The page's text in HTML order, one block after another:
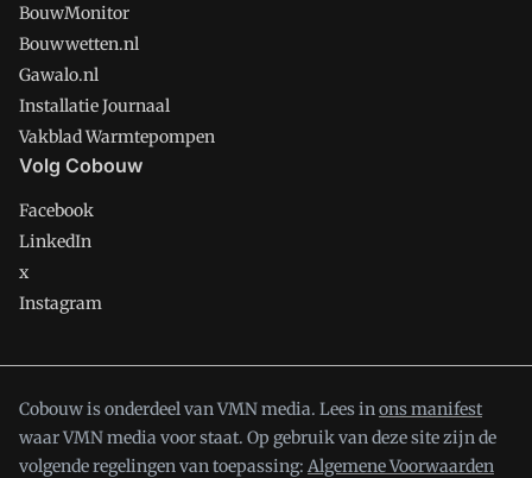
BouwMonitor
Bouwwetten.nl
Gawalo.nl
Installatie Journaal
Vakblad Warmtepompen
Volg Cobouw
Facebook
LinkedIn
x
Instagram
Cobouw is onderdeel van VMN media. Lees inons manifest
waar VMN media voor staat. Op gebruik van deze site zijn de
volgende regelingen van toepassing: Algemene Voorwaarden